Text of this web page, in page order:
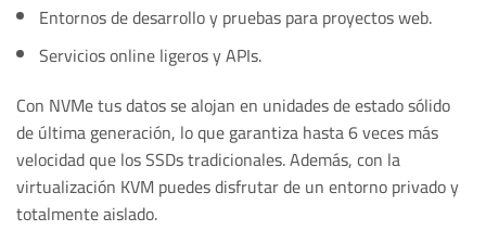
Entornos de desarrollo y pruebas para proyectos web.
Servicios online ligeros y APIs.
Con NVMe tus datos se alojan en unidades de estado sólido
de última generación, lo que garantiza hasta 6 veces más
velocidad que los SSDs tradicionales. Además, con la
virtualización KVM puedes disfrutar de un entorno privado y
totalmente aislado.